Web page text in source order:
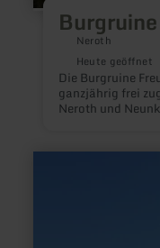
Neroth
Heute geöffnet
Die Burgruine
ganzjährig frei
Neroth und